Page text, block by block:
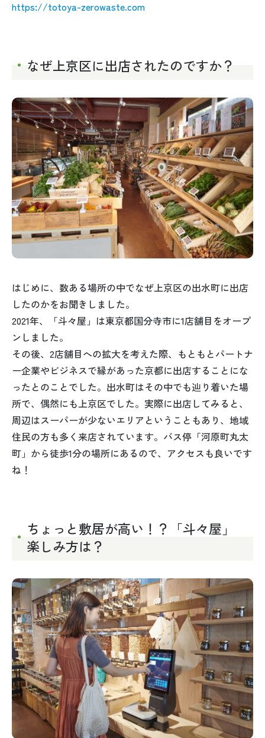
https://totoya-zerowaste.com
なぜ上京区に出店されたのですか？
はじめに、数ある場所の中でなぜ上京区の出水町に出店
したのかをお聞きしました。
2021年、「斗々屋」は東京都国分寺市に1店舗目をオープ
ンしました。
その後、2店舗目への拡大を考えた際、もともとパートナ
ー企業やビジネスで縁があった京都に出店することにな
ったとのことでした。出水町はその中でも辿り着いた場
所で、偶然にも上京区でした。実際に出店してみると、
周辺はスーパーが少ないエリアということもあり、地域
住民の方も多く来店されています。バス停「河原町丸太
町」から徒歩1分の場所にあるので、アクセスも良いです
ね！
ちょっと敷居が高い！？「斗々屋」
楽しみ方は？